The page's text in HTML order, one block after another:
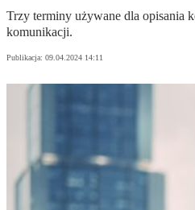
Trzy terminy używane dla opisania
komunikacji.
Publikacja: 09.04.2024 14:11